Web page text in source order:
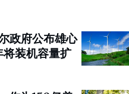
政府公布雄心
装机容量扩